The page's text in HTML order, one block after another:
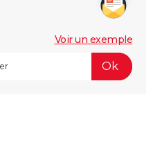
Voir un exemple